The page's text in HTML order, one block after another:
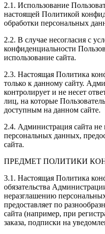
2.1. Использование
настоящей Политикой
обработки персональных
2.2. В случае несогласия с
конфиденциальности
использование сайта.
2.3. Настоящая Политика
только к данному сайту.
контролирует и не несет
лиц, на которые
доступным на данном сайте.
2.4. Администрация сайта не
персональных данных,
сайта.
ПРЕДМЕТ ПОЛИТИКИ
3.1. Настоящая Политика
обязательства
неразглашению
предоставляет по
сайта (например, при
заказа, подписки на